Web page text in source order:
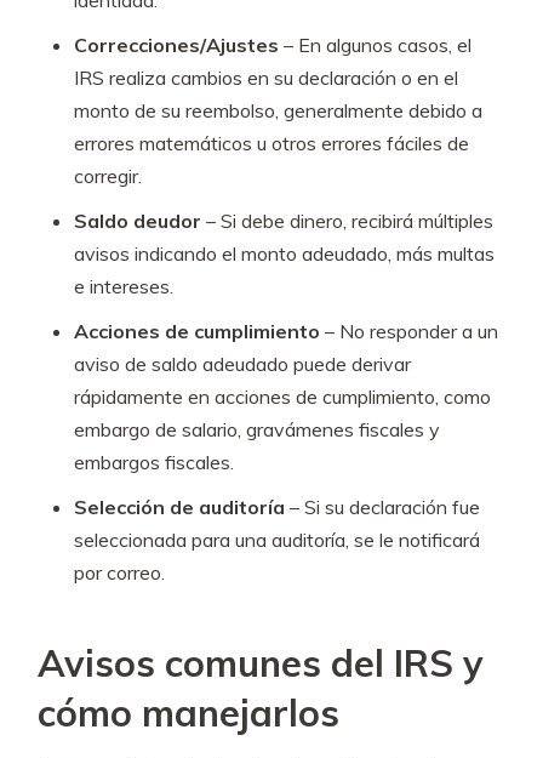
Correcciones/Ajustes – En algunos casos, el
IRS realiza cambios en su declaración o en el
monto de su reembolso, generalmente debido a
errores matemáticos u otros errores fáciles de
corregir.
Saldo deudor– Si debe dinero, recibirá múltiples
avisos indicando el monto adeudado, más multas
e intereses.
Acciones de cumplimiento– No responder a un
aviso de saldo adeudado puede derivar
rápidamente en acciones de cumplimiento, como
embargo de salario, gravámenes fiscales y
embargos fiscales.
Selección de auditoría – Si su declaración fue
seleccionada para una auditoría, se le notificará
por correo.
Avisos comunes del IRS y
cómo manejarlos